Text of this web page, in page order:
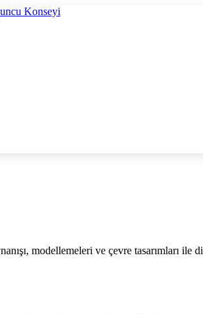
modellemeleri ve çevre tasarımları ile